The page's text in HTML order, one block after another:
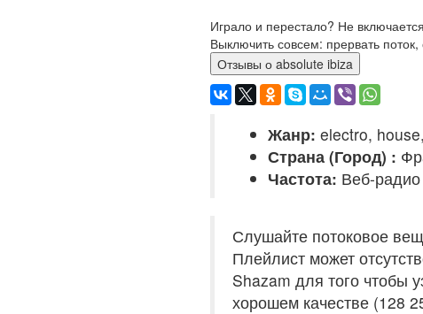
Играло и перестало? Не
Выключить совсем: прервать
Отзывы о absolute ibiza
Жанр: electro,
Страна (Город) :
Частота: Веб-радио
Слушайте потоковое
Плейлист может
Shazam для того чтобы
хорошем качестве (128